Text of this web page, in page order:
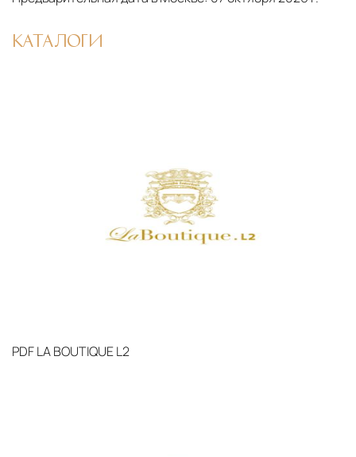
Страхование груза
КАТАЛОГИ
PDFLA BOUTIQUE L2